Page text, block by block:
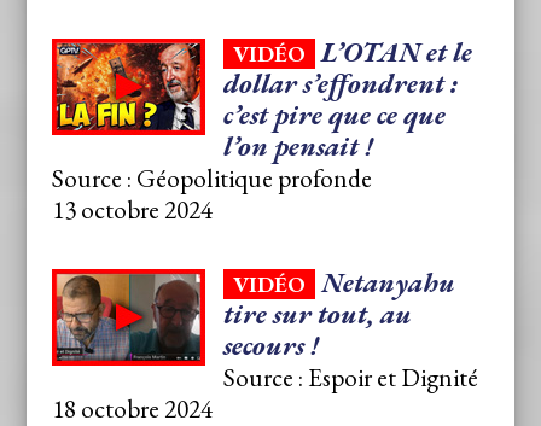
VIDÉO L’OTAN et le
dollar s’effondrent :
c’est pire que ce que
l’on pensait !
Source : Géopolitique profonde
13 octobre 2024
VIDÉO Netanyahu
tire sur tout, au
secours !
Source : Espoir et Dignité
18 octobre 2024